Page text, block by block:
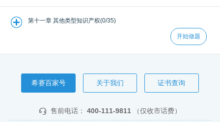
第十一章 其他类型知识产权(0/35)
开始做题
希赛百家号 关于我们 证书查询
售前电话： 400-111-9811 （仅收市话费）